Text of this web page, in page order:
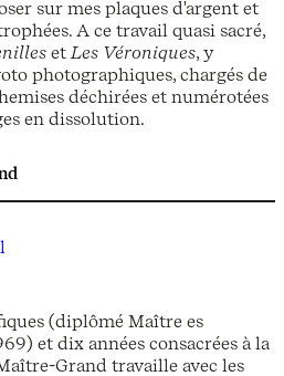
sur mes plaques d'argent et
A ce travail quasi sacré,
etLes Véroniques, y
photographiques, chargés de
déchirées et numérotées
en dissolution.
(diplômé Maître es
et dix années consacrées à la
Grand travaille avec les